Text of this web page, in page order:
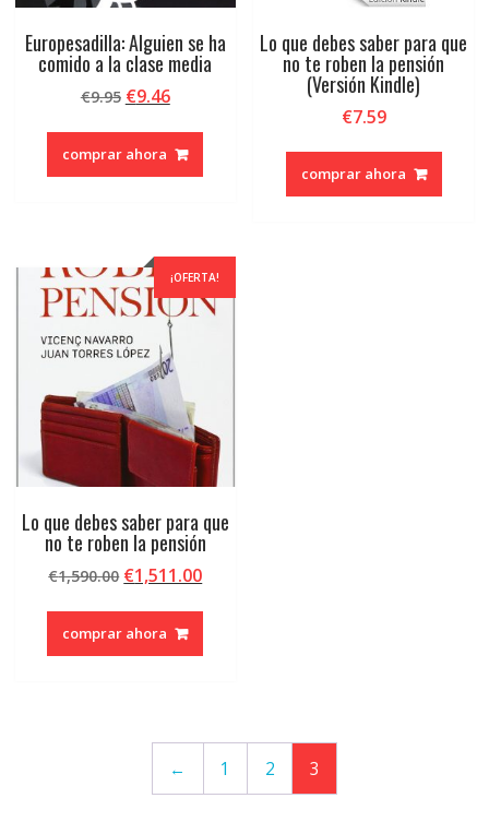
Europesadilla: Alguien se ha
comido a la clase media
€9.95 El
original
era:
€9.46El
actual
es:
comprar ahora
Lo que debes saber para que
no te roben la pensión
(Versión Kindle)
€7.59
comprar ahora
¡OFERTA!
Lo que debes saber para que
no te roben la pensión
€1,590.00 El
original
era:
€1,511.00El
comprar ahora
← 1 2 3